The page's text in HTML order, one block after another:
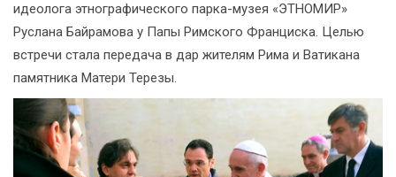
идеолога этнографического парка-музея «ЭТНОМИР»
Руслана Байрамова у Папы Римского Франциска. Целью
встречи стала передача в дар жителям Рима и Ватикана
памятника Матери Терезы.